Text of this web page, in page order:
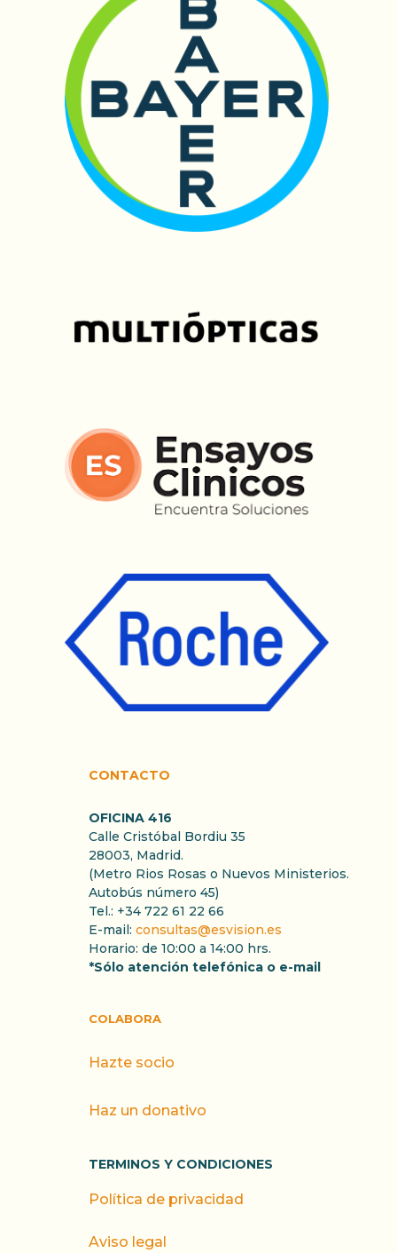
CONTACTO
OFICINA 416
Calle Cristóbal Bordiu 35
28003, Madrid.
(Metro Rios Rosas o Nuevos Ministerios.
Autobús número 45)
Tel.: +34 722 61 22 66
E-mail: consultas@esvision.es
Horario: de 10:00 a 14:00 hrs.
*Sólo atención telefónica o e-mail
COLABORA
Hazte socio
Haz un donativo
TERMINOS Y CONDICIONES
Política de privacidad
Aviso legal